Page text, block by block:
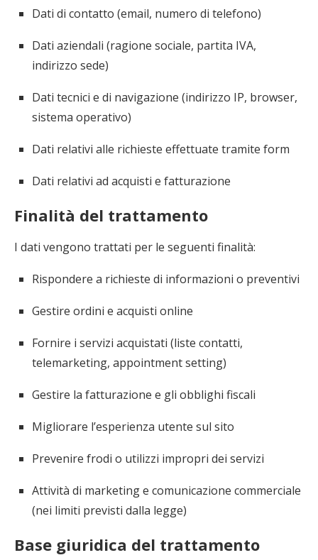
Dati di contatto (email, numero di telefono)
Dati aziendali (ragione sociale, partita IVA,
indirizzo sede)
Dati tecnici e di navigazione (indirizzo IP, browser,
sistema operativo)
Dati relativi alle richieste effettuate tramite form
Dati relativi ad acquisti e fatturazione
Finalità del trattamento
I dati vengono trattati per le seguenti finalità:
Rispondere a richieste di informazioni o preventivi
Gestire ordini e acquisti online
Fornire i servizi acquistati (liste contatti,
telemarketing, appointment setting)
Gestire la fatturazione e gli obblighi fiscali
Migliorare l’esperienza utente sul sito
Prevenire frodi o utilizzi impropri dei servizi
Attività di marketing e comunicazione commerciale
(nei limiti previsti dalla legge)
Base giuridica del trattamento